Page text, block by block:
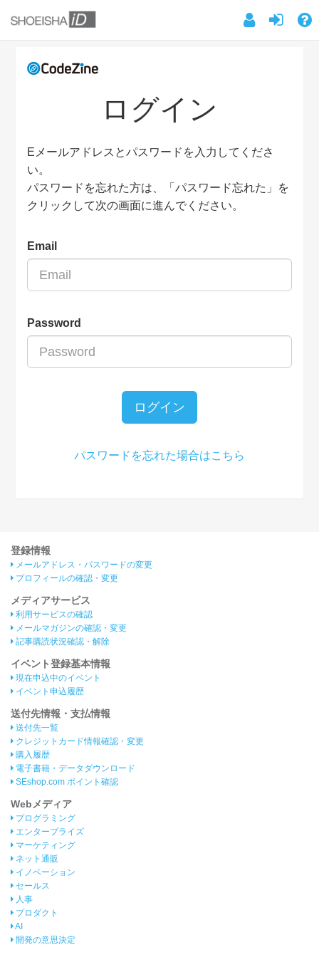
ログイン
Eメールアドレスとパスワードを入力してくださ
い。
パスワードを忘れた方は、「パスワード忘れた」を
クリックして次の画面に進んでください。
Email
Password
ログイン
パスワードを忘れた場合はこちら
登録情報
メールアドレス・パスワードの変更
プロフィールの確認・変更
メディアサービス
利用サービスの確認
メールマガジンの確認・変更
記事購読状況確認・解除
イベント登録基本情報
現在申込中のイベント
イベント申込履歴
送付先情報・支払情報
送付先一覧
クレジットカード情報確認・変更
購入履歴
電子書籍・データダウンロード
SEshop.com ポイント確認
Webメディア
プログラミング
エンタープライズ
マーケティング
ネット通販
イノベーション
セールス
人事
プロダクト
AI
開発の意思決定